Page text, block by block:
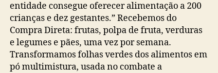
entidade consegue oferecer alimentação a 200
crianças e dez gestantes.” Recebemos do
Compra Direta: frutas, polpa de fruta, verduras
e legumes e pães, uma vez por semana.
Transformamos folhas verdes dos alimentos em
pó multimistura, usada no combate a